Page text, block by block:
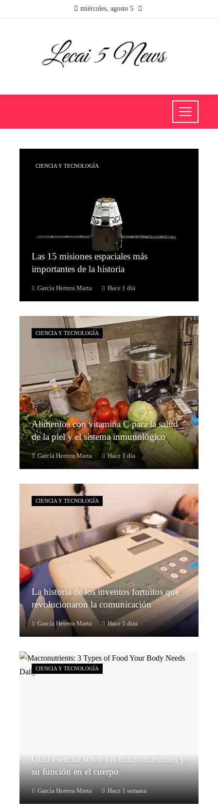
miércoles, agosto 5
CIENCIA Y TECNOLOGÍA
Las 15 misiones espaciales más
importantes de la historia
García Herrera Marta Hace 1 día
CIENCIA Y TECNOLOGÍA
Alimentos con vitamina C para la salud
de la piel y el sistema inmunológico
García Herrera Marta Hace 1 día
CIENCIA Y TECNOLOGÍA
La historia de los inventos fortuitos que
revolucionaron la comunicación
García Herrera Marta Hace 5 días
CIENCIA Y TECNOLOGÍA
Guía esencial sobre los macronutrientes y
su función en el cuerpo
García Herrera Marta Hace 1 semana